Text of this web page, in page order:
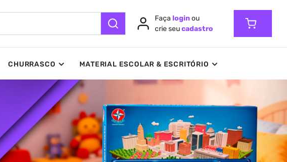
Faça loginou
crie seucadastro
CHURRASCO MATERIAL ESCOLAR & ESCRITÓRIO